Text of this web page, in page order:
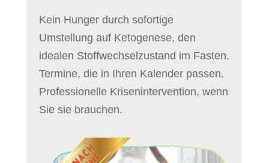
Kein Hunger durch sofortige
Umstellung auf Ketogenese, den
idealen Stoffwechselzustand im Fasten.
Termine, die in Ihren Kalender passen.
Professionelle Krisenintervention, wenn
Sie sie brauchen.